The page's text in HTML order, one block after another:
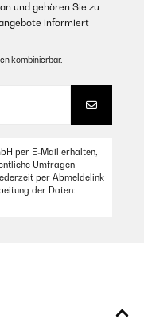
und gehören Sie zu
informiert
kombinierbar.
per E-Mail erhalten,
Umfragen
per Abmeldelink
der Daten: